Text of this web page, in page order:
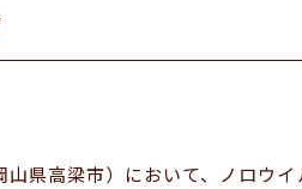
県高梁市）において、ノロウ